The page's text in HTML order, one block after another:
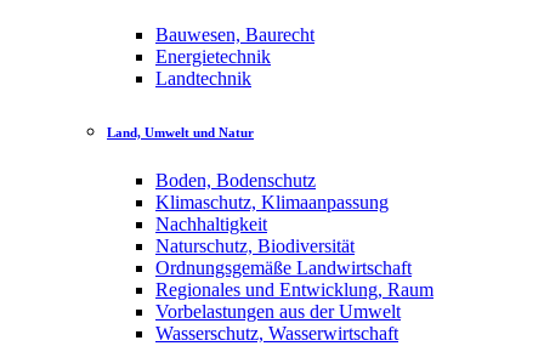
Bauwesen, Baurecht
Energietechnik
Landtechnik
Land, Umwelt und Natur
Boden, Bodenschutz
Klimaschutz, Klimaanpassung
Nachhaltigkeit
Naturschutz, Biodiversität
Ordnungsgemäße Landwirtschaft
Regionales und Entwicklung, Raum
Vorbelastungen aus der Umwelt
Wasserschutz, Wasserwirtschaft